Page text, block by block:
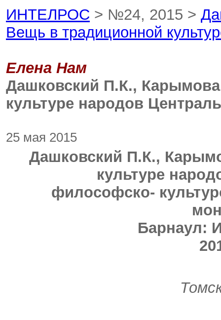
ИНТЕЛРОС > №24, 2015 >
Вещь в традиционной
Елена Нам
Дашковский П.К.,
культуре народов
25 мая 2015
Дашковский П.К.,
культуре
философско-
Барнаул: